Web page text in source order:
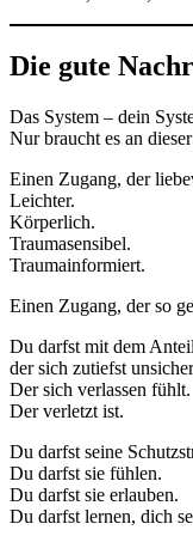
Die gute
Das System – dein
Nur braucht es an
Einen Zugang, der
Leichter.
Körperlich.
Traumasensibel.
Traumainformiert.
Einen Zugang, der so
Du darfst mit dem
der sich zutiefst
Der sich verlassen fühlt.
Der verletzt ist.
Du darfst seine
Du darfst sie fühlen.
Du darfst sie erlauben.
Du darfst lernen, dich